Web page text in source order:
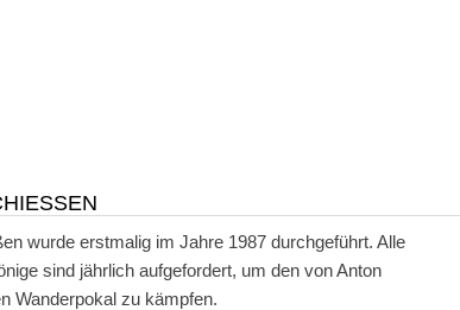
wurde erstmalig im Jahre 1987 durchgeführt. Alle
sind jährlich aufgefordert, um den von Anton
Wanderpokal zu kämpfen.